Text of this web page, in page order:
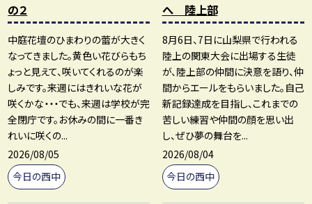
の２
中庭花壇のひまわりの蕾が大きく
なってきました。黄色い花びらもち
ょっと見えて、咲いてくれるのが楽
しみです。来週にはきれいな花が
咲くかな・・・でも、来週は学校が完
全閉庁です。お休みの間に一番き
れいに咲くの...
2026/08/05
今日の西中
へ 陸上部
8月6日、7日に山梨県で行われる
陸上の関東大会に出場する生徒
が、陸上部の仲間に決意を語り、仲
間からエールをもらいました。自己
新記録達成を目指し、これまでの
苦しい練習や仲間の顔を思い出
し、ぜひ夢の舞台を...
2026/08/04
今日の西中